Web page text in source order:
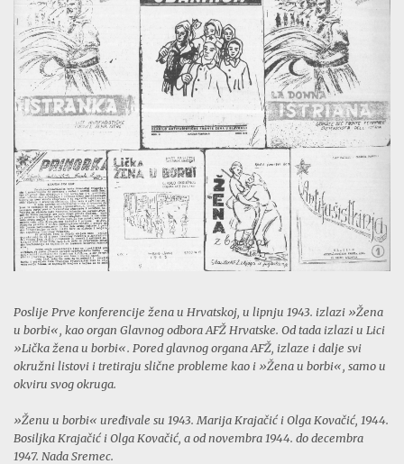
Poslije Prve konferencije žena u Hrvatskoj, u lipnju 1943. izlazi »Žena
u borbi«, kao organ Glavnog odbora AFŽ Hrvatske. Od tada izlazi u Lici
»Lička žena u borbi«. Pored glavnog organa AFŽ, izlaze i dalje svi
okružnilistovi i tretiraju slične probleme kao i »Žena u borbi«, samo u
okviru svog okruga.
»Ženu u borbi« uređivale su 1943. Marija Krajačić i Olga Kovačić, 1944.
Bosiljka Krajačić i Olga Kovačić, a od novembra 1944. do decembra
1947. Nada Sremec.